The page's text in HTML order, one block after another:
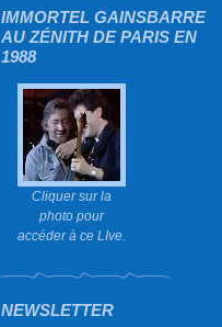
IMMORTEL GAINSBARRE
AU ZÉNITH DE PARIS EN
1988
Cliquer sur la
photo pour
accéder à ce LIve.
NEWSLETTER